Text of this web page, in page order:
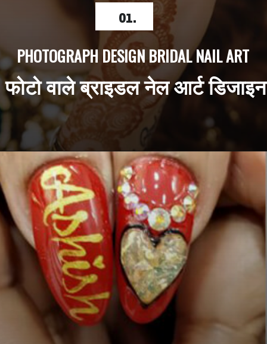
PHOTOGRAPH DESIGN BRIDAL NAIL ART
फोटो वाले ब्राइडल नेल आर्ट डिजाइन
01.